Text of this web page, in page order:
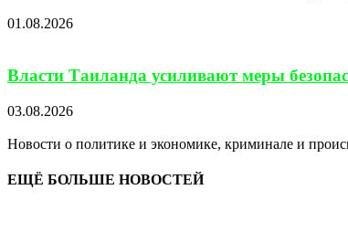
01.08.2026
Власти Таиланда усиливают меры
03.08.2026
Новости о политике и экономике, криминале и
ЕЩЁ БОЛЬШЕ НОВОСТЕЙ